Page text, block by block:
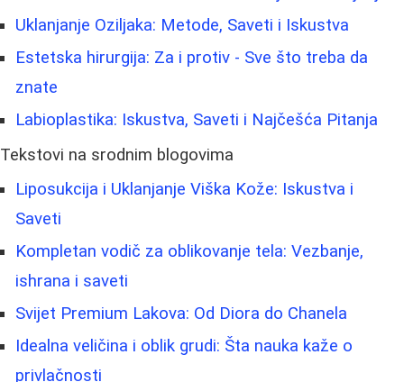
Uklanjanje Oziljaka: Metode, Saveti i Iskustva
Estetska hirurgija: Za i protiv - Sve što treba da
znate
Labioplastika: Iskustva, Saveti i Najčešća Pitanja
Tekstovi na srodnim blogovima
Liposukcija i Uklanjanje Viška Kože: Iskustva i
Saveti
Kompletan vodič za oblikovanje tela: Vezbanje,
ishrana i saveti
Svijet Premium Lakova: Od Diora do Chanela
Idealna veličina i oblik grudi: Šta nauka kaže o
privlačnosti